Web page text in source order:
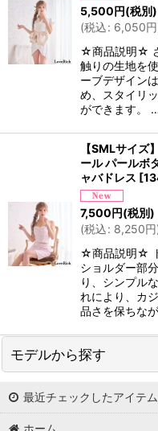
5,500円(税別)
(税込: 6,050円
☆商品説明☆
触りの生地を
ーブデザイン
め、スタイリ
ができます。
【SMLサイズ
ール パールボ
ャバドレス [
7,500円(税別)
(税込: 8,250円
☆商品説明☆
ショルダー部
り、シンプル
れにより、カ
品さを保ちな
モデルから探す
PyunA.(ぴょな)
最近チェックしたアイテム
ホーム